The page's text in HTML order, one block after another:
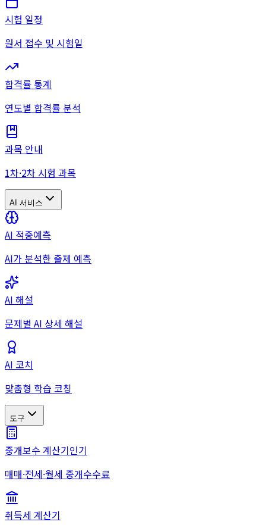
시험 일정
원서 접수 및 시험일
합격률 통계
연도별 합격률 분석
과목 안내
1차·2차 시험 과목
AI 서비스
AI 적중예측
AI가 분석한 출제 예측
AI 해설
문제별 AI 상세 해설
AI 코치
맞춤형 학습 코칭
도구
중개보수 계산기인기
매매·전세·월세 중개수수료
취득세 계산기